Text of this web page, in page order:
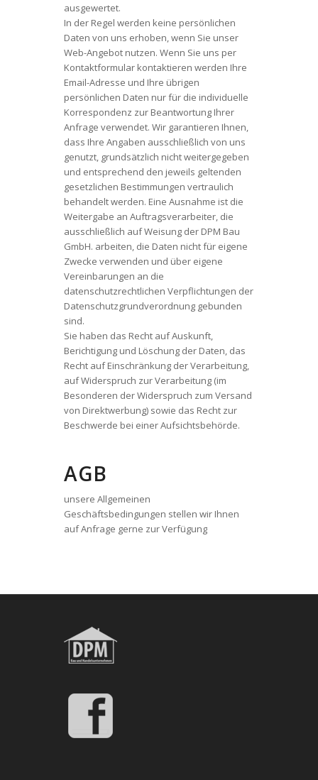
ausgewertet.
In der Regel werden keine persönlichen
Daten von uns erhoben, wenn Sie unser
Web-Angebot nutzen. Wenn Sie uns per
Kontaktformular kontaktieren werden Ihre
Email-Adresse und Ihre übrigen
persönlichen Daten nur für die individuelle
Korrespondenz zur Beantwortung Ihrer
Anfrage verwendet. Wir garantieren Ihnen,
dass Ihre Angaben ausschließlich von uns
genutzt, grundsätzlich nicht weitergegeben
und entsprechend den jeweils geltenden
gesetzlichen Bestimmungen vertraulich
behandelt werden. Eine Ausnahme ist die
Weitergabe an Auftragsverarbeiter, die
ausschließlich auf Weisung der DPM Bau
GmbH. arbeiten, die Daten nicht für eigene
Zwecke verwenden und über eigene
Vereinbarungen an die
datenschutzrechtlichen Verpflichtungen der
Datenschutzgrundverordnung gebunden
sind.
Sie haben das Recht auf Auskunft,
Berichtigung und Löschung der Daten, das
Recht auf Einschränkung der Verarbeitung,
auf Widerspruch zur Verarbeitung (im
Besonderen der Widerspruch zum Versand
von Direktwerbung) sowie das Recht zur
Beschwerde bei einer Aufsichtsbehörde.
AGB
unsere Allgemeinen
Geschäftsbedingungen stellen wir Ihnen
auf Anfrage gerne zur Verfügung